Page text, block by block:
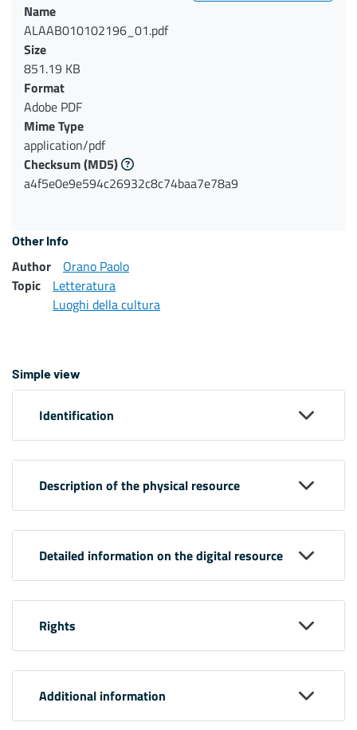
Name
ALAAB010102196_01.pdf
Size
851.19 KB
Format
Adobe PDF
Mime Type
application/pdf
Checksum(MD5)
a4f5e0e9e594c26932c8c74baa7e78a9
Other Info
Author
Orano Paolo
Topic
Letteratura
Luoghi della cultura
Simple view
Identification
Description of the physical resource
Detailed information on the digital resource
Rights
Additional information